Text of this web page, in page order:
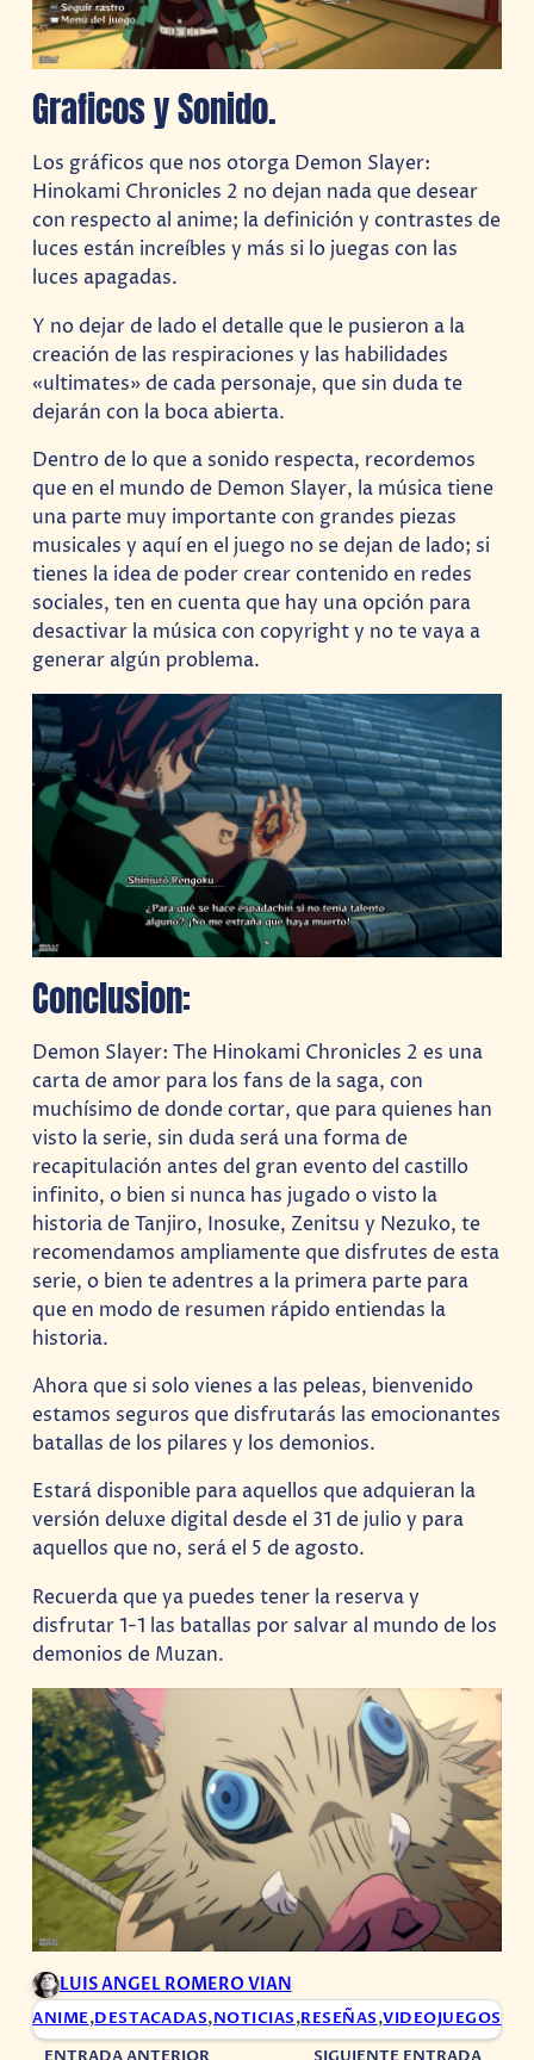
Graficos y Sonido.
Los gráficos que nos otorga Demon Slayer:
Hinokami Chronicles 2 no dejan nada que desear
con respecto al anime; la definición y contrastes de
luces están increíbles y más si lo juegas con las
luces apagadas.
Y no dejar de lado el detalle que le pusieron a la
creación de las respiraciones y las habilidades
«ultimates» de cada personaje, que sin duda te
dejarán con la boca abierta.
Dentro de lo que a sonido respecta, recordemos
que en el mundo de Demon Slayer, la música tiene
una parte muy importante con grandes piezas
musicales y aquí en el juego no se dejan de lado; si
tienes la idea de poder crear contenido en redes
sociales, ten en cuenta que hay una opción para
desactivar la música con copyright y no te vaya a
generar algún problema.
Conclusion:
Demon Slayer: The Hinokami Chronicles 2 es una
carta de amor para los fans de la saga, con
muchísimo de donde cortar, que para quienes han
visto la serie, sin duda será una forma de
recapitulación antes del gran evento del castillo
infinito, o bien si nunca has jugado o visto la
historia de Tanjiro, Inosuke, Zenitsu y Nezuko, te
recomendamos ampliamente que disfrutes de esta
serie, o bien te adentres a la primera parte para
que en modo de resumen rápido entiendas la
historia.
Ahora que si solo vienes a las peleas, bienvenido
estamos seguros que disfrutarás las emocionantes
batallas de los pilares y los demonios.
Estará disponible para aquellos que adquieran la
versión deluxe digital desde el 31 de julio y para
aquellos que no, será el 5 de agosto.
Recuerda que ya puedes tener la reserva y
disfrutar 1-1 las batallas por salvar al mundo de los
demonios de Muzan.
LUIS ANGEL ROMERO VIAN
ANIME,DESTACADAS,NOTICIAS,RESEÑAS,VIDEOJUEGOS